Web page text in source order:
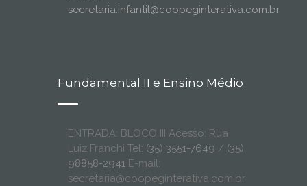
secretaria.infantil@coopeginterativa.com.br
Fundamental II e Ensino Médio
ENTRADA: BLOCO III Acesso: Rua
Luiz Franchi Tel: (35) 3551-7649 / (35)
98858-2941 E-mail:
secretaria@coopeginterativa.com.br